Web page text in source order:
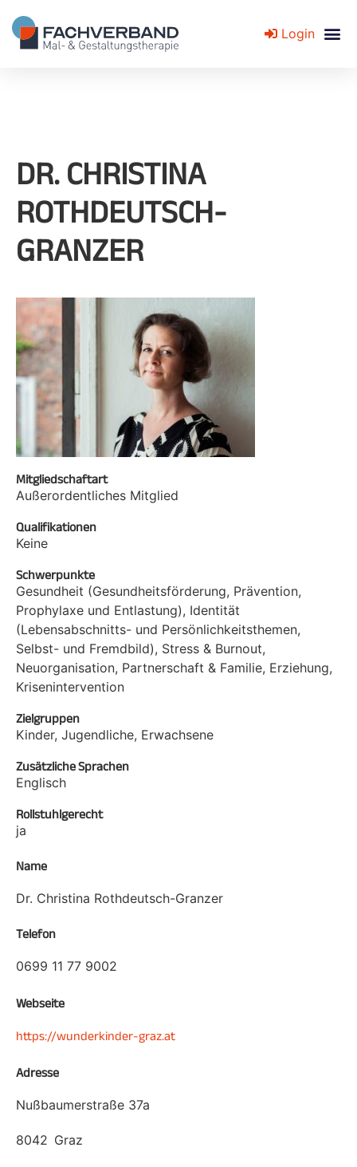
Login
DR. CHRISTINA
ROTHDEUTSCH-
GRANZER
Mitgliedschaftart
Außerordentliches Mitglied
Qualifikationen
Keine
Schwerpunkte
Gesundheit (Gesundheitsförderung, Prävention,
Prophylaxe und Entlastung), Identität
(Lebensabschnitts- und Persönlichkeitsthemen,
Selbst- und Fremdbild), Stress & Burnout,
Neuorganisation, Partnerschaft & Familie, Erziehung,
Krisenintervention
Zielgruppen
Kinder, Jugendliche, Erwachsene
Zusätzliche Sprachen
Englisch
Rollstuhlgerecht
ja
Name
Dr. Christina Rothdeutsch-Granzer
Telefon
0699 11 77 9002
Webseite
https://wunderkinder-graz.at
Adresse
Nußbaumerstraße 37a
8042 Graz